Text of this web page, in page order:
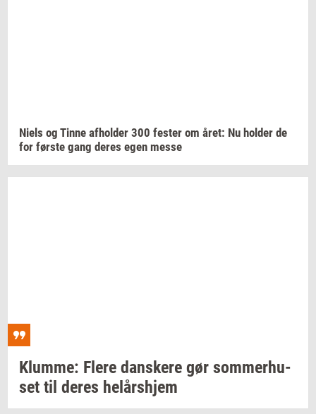
Niels og Tinne af­hol­der 300 fe­ster om året: Nu hol­der de
for før­ste gang deres egen messe
Klum­me: Flere dan­ske­re gør som­mer­hu­
set til deres helårs­hjem